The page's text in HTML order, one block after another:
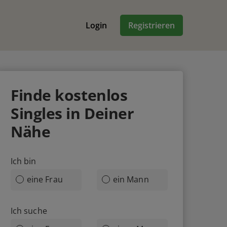
Login Registrieren
Finde kostenlos
Singles in Deiner
Nähe
Ich bin
eine Frau
ein Mann
Ich suche